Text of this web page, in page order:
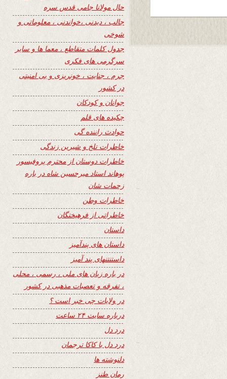
حال مولانا جامی قدس سره
جالب ، دیدنی ،خواندنی ، معلوماتی و
شوخی
جدول کلمات متقاطع ، معما ها و سایر
سرگرمی های فکری
جرم ، جنایت ، خونریزی و بی امنیتی
در کشور
جوانان و کودکان
چکیده های قلم
حوادث راننده گی
خاطرات تلخ و شیرین زندگی
خاطرات دوستان از محترم پروفیسور
پوهاند استاد میرحسین شاه در باره
زحمات شان
خاطرات وطن
خاطراتی از فرهیختگان
داستان
داستان های پندآمیز
داستنتنهای پند آمیز
در باره زبان های ملی ، رسمی ، محلی
، تفرقه و تعصبات مذهبی در کشور
در ولایات چی خبر است ؟
درباره سایت ۲۴ ساعت
درد دل
درد دل با کاکا ترجمان
دلنوشته ها
رمان طنز